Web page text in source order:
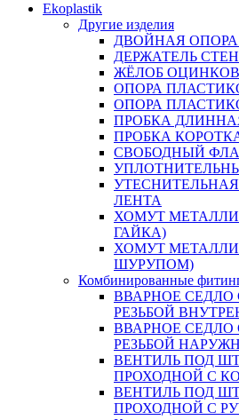
Ekoplastik
Другие изделия
ДВОЙНАЯ
ДЕРЖАТЕЛЬ
ЖЁЛОБ
ОПОРА
ОПОРА
ПРОБКА
ПРОБКА
СВОБОДНЫЙ
ЛЕНТА
ХОМУТ
ГАЙКА)
ХОМУТ
ШУРУПОМ)
Комбинированные
ВВАРНОЕ
РЕЗЬБОЙ
ВВАРНОЕ
РЕЗЬБОЙ
ВЕНТИЛЬ ПОД
ПРОХОДНОЙ С
ВЕНТИЛЬ ПОД
ПРОХОДНОЙ С